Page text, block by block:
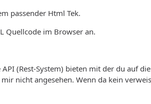
source:http://www.hockey.de/VVI-
passender Html Tek.
Quellcode im Browser an.
(Rest-System) bieten mit der du auf
nicht angesehen. Wenn da kein